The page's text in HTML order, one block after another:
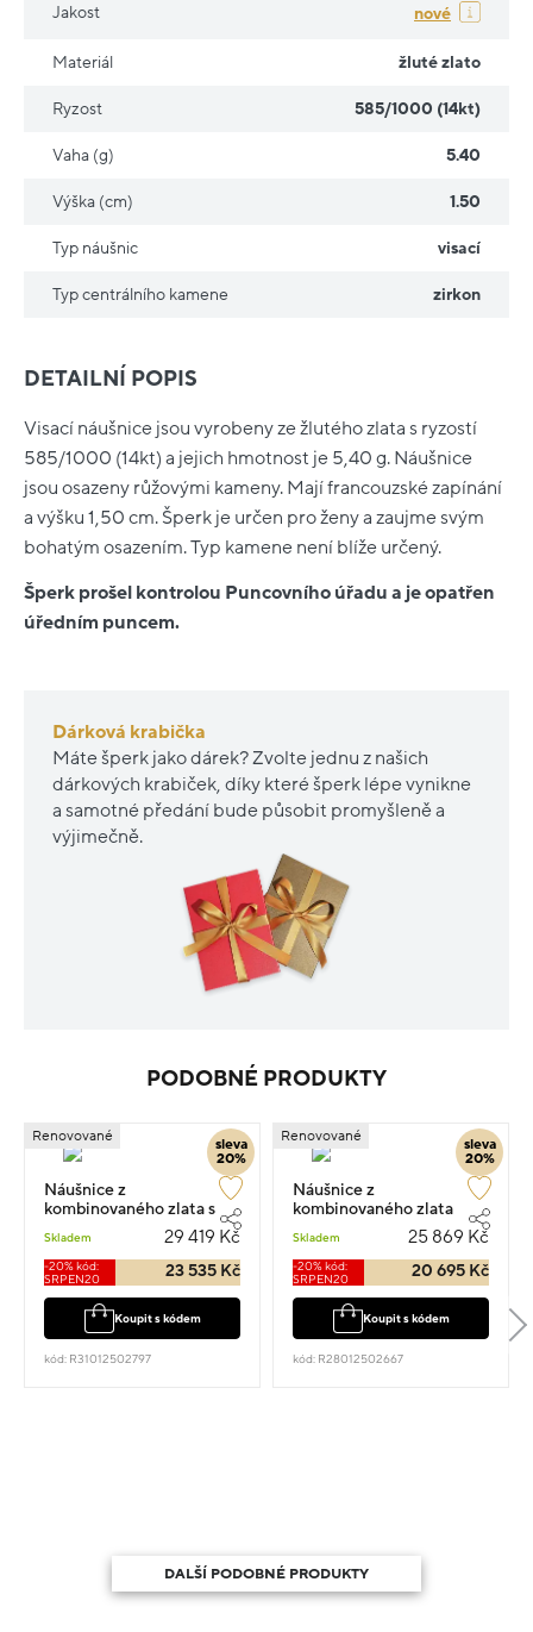
DETAILNÍ POPIS
Visací náušnice jsou vyrobeny ze žlutého zlata s ryzostí
585/1000 (14kt) a jejich hmotnost je 5,40 g. Náušnice
jsou osazeny růžovými kameny. Mají francouzské zapínání
a výšku 1,50 cm. Šperk je určen pro ženy a zaujme svým
bohatým osazením. Typ kamene není blíže určený.
Šperk prošel kontrolou Puncovního úřadu a je opatřen
úředním puncem.
Dárková krabička
Máte šperk jako dárek? Zvolte jednu z našich
dárkových krabiček, díky které šperk lépe vynikne
a samotné předání bude působit promyšleně a
výjimečně.
Jakost nové
Materiál žluté zlato
Ryzost 585/1000 (14kt)
Vaha (g) 5.40
Výška (cm) 1.50
Typ náušnic visací
Typ centrálního kamene zirkon
PODOBNÉ PRODUKTY
sleva
20%
Renovované
Náušnice z
kombinovaného zlata s
kamenem osazené
zirkony visací 1.9cm 9.11g
Skladem 29 419 Kč
-20% kód:
SRPEN20
23 535 Kč
Koupit s kódem
kód: R31012502797
sleva
20%
Renovované
Náušnice z
kombinovaného zlata
visací 1.8cm 4.46g s
diamantem 0.240ct
Skladem 25 869 Kč
-20% kód:
SRPEN20
20 695 Kč
Koupit s kódem
kód: R28012502667
DALŠÍ PODOBNÉ PRODUKTY